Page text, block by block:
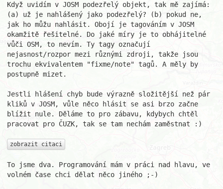
Když uvidím v JOSM podezřelý objekt, tak mě zajímá:
(a) už je nahlášený jako podezřelý? (b) pokud ne,
jak ho můžu nahlásit. Obojí je tagováním v JOSM
okamžitě řešitelné. Do jaké míry je to obhájitelné
vůči OSM, to nevím. Ty tagy označují
nejasnost/rozpor mezi různými zdroji, takže jsou
trochu ekvivalentem "fixme/note" tagů. A měly by
postupně mizet.
Jestli hlášení chyb bude výrazně složitější než pár
kliků v JOSM, vůle něco hlásit se asi brzo začne
blížit nule. Děláme to pro zábavu, kdybych chtěl
pracovat pro ČUZK, tak se tam nechám zaměstnat :)
zobrazit citaci
To jsme dva. Programování mám v práci nad hlavu, ve
volném čase chci dělat něco jiného ;-)